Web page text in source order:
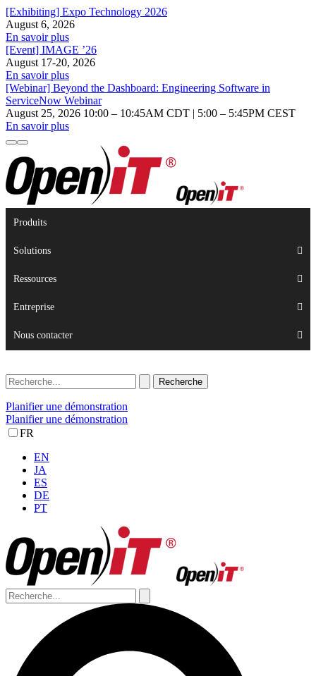
[Exhibiting] Expo Technology 2026
August 6, 2026
En savoir plus
[Event] IMAGE ’26
August 17-20, 2026
En savoir plus
[Webinar] Beyond the Dashboard: Engineering Software in
ServiceNow Webinar
August 25, 2026 10:00 – 10:45AM CDT | 5:00 – 5:45PM CEST
En savoir plus
Produits
Solutions
Ressources
Entreprise
Nous contacter
Planifier une démonstration
Planifier une démonstration
FR
EN
JA
ES
DE
PT